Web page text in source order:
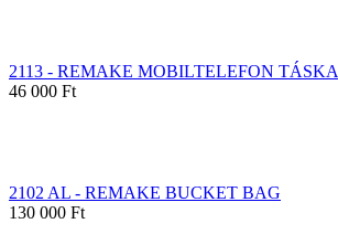
2113 - REMAKE MOBILTELEFON TÁSKA
46 000 Ft
2102 AL - REMAKE BUCKET BAG
130 000 Ft